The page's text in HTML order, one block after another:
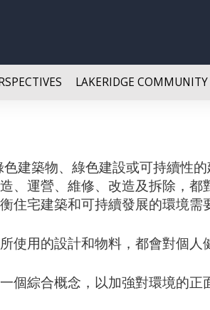
LAKERIDGE COMMUNITY
建築物、綠色建設或可持續性
、運營、維修、改造及拆除，
住宅建築和可持續發展的環境需
使用的設計和物料，都會對個人
個綜合概念，以加強對環境的